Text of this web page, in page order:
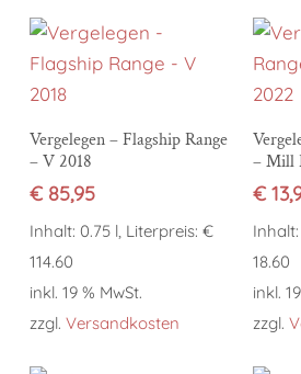
In den Warenkorb
Vergelegen – Flagship Range
– V 2018
€85,95
Inhalt: 0.75 l, Literpreis: €
114.60
inkl. 19 % MwSt.
zzgl. Versandkosten
– Mill
€
18.60
inkl.
zzgl.